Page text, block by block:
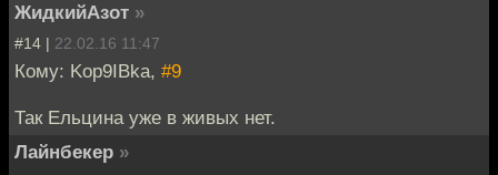
ЖидкийАзот »
#14 | 22.02.16 11:47
Кому: Kop9IBka, #9
Так Ельцина уже в живых нет.
Лайнбекер »